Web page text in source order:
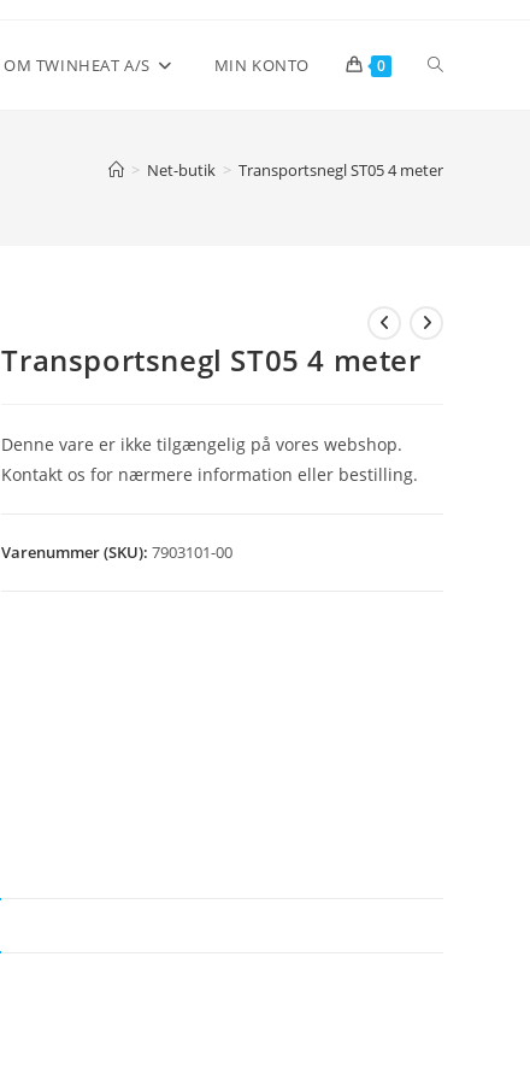
OM TWINHEAT A/S MIN KONTO 0 Toggle
> Net-butik > Transportsnegl ST05 4 meter
Transportsnegl ST05 4 meter
Denne vare er ikke tilgængelig på vores webshop.
Kontakt os for nærmere information eller bestilling.
Varenummer (SKU):7903101-00